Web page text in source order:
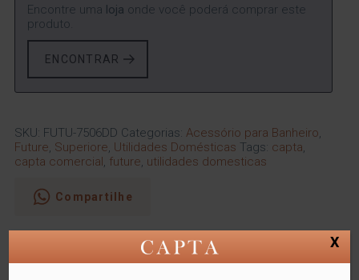
Encontre uma loja onde você poderá comprar este
produto.
ENCONTRAR
SKU: FUTU-7506DD Categorias:Acessório para Banheiro,
Future, Superiore, Utilidades Domésticas Tags: capta,
capta comercial, future, utilidades domesticas
Compartilhe
Informação adicional
X